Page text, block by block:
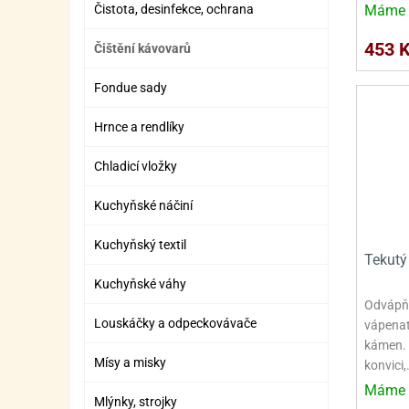
BOXY A TAŠKY NA POMŮCKY
ZÁBAVNÉ HRAČKY, DOPLŇKY
VÝROBA SLIZU
ZÁBAVNÍ PYROTECHNIKA
Čistota, desinfekce, ochrana
Čištění kávovarů
Fondue sady
Hrnce a rendlíky
Chladicí vložky
Kuchyňské náčiní
Kuchyňský textil
Kuchyňské váhy
Louskáčky a odpeckovávače
Mísy a misky
Mlýnky, strojky
453
Máme